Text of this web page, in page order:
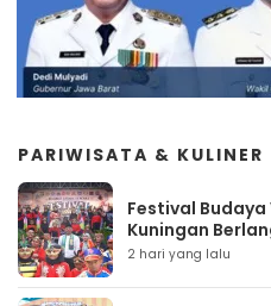
PARIWISATA & KULINER
Festival Budaya
Kuningan
2 hari yang lalu